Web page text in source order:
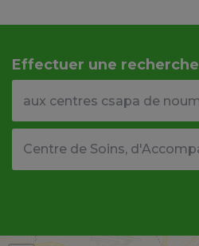
Effectuer une recherche